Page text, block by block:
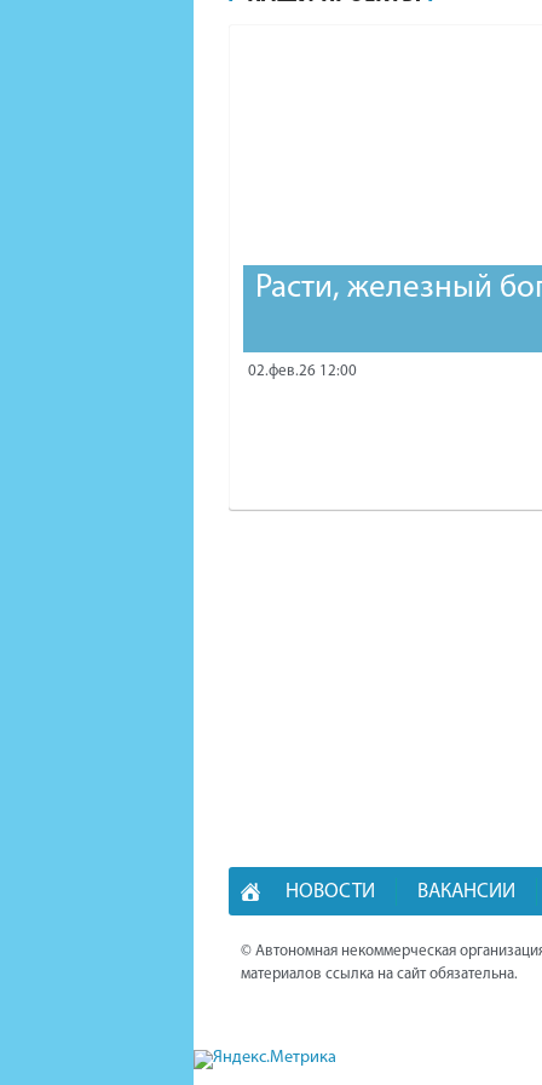
Расти, железный
02.фев.26 12:00
НОВОСТИ ВАКАНСИИ
© Автономная некоммерческая
материалов ссылка на сайт обязательна.